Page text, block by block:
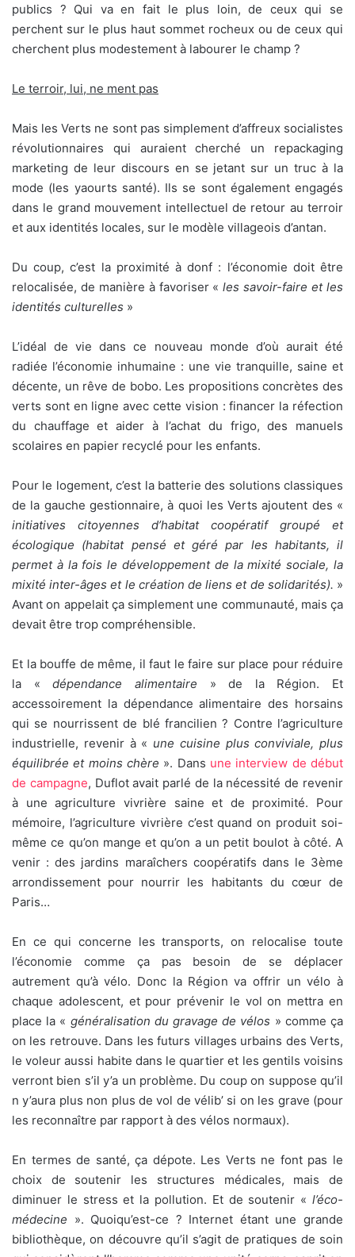
publics ? Qui va en fait le plus loin, de ceux qui se
perchent sur le plus haut sommet rocheux ou de ceux qui
cherchent plus modestement à labourer le champ ?
Le terroir, lui, ne ment pas
Mais les Verts ne sont pas simplement d’affreux socialistes
révolutionnaires qui auraient cherché un repackaging
marketing de leur discours en se jetant sur un truc à la
mode (les yaourts santé). Ils se sont également engagés
dans le grand mouvement intellectuel de retour au terroir
et aux identités locales, sur le modèle villageois d’antan.
Du coup, c’est la proximité à donf : l’économie doit être
relocalisée, de manière à favoriser «les savoir-faire et les
identités culturelles »
L’idéal de vie dans ce nouveau monde d’où aurait été
radiée l’économie inhumaine : une vie tranquille, saine et
décente, un rêve de bobo. Les propositions concrètes des
verts sont en ligne avec cette vision : financer la réfection
du chauffage et aider à l’achat du frigo, des manuels
scolaires en papier recyclé pour les enfants.
Pour le logement, c’est la batterie des solutions classiques
de la gauche gestionnaire, à quoi les Verts ajoutent des «
initiatives citoyennes d’habitat coopératif groupé et
écologique (habitat pensé et géré par les habitants, il
permet à la fois le développement de la mixité sociale, la
mixité inter-âges et le création de liens et de solidarités). »
Avant on appelait ça simplement une communauté, mais ça
devait être trop compréhensible.
Et la bouffe de même, il faut le faire sur place pour réduire
la «dépendance alimentaire » de la Région. Et
accessoirement la dépendance alimentaire des horsains
qui se nourrissent de blé francilien ? Contre l’agriculture
industrielle, revenir à « une cuisine plus conviviale, plus
équilibrée et moins chère ». Dans une interview de début
de campagne, Duflot avait parlé de la nécessité de revenir
à une agriculture vivrière saine et de proximité. Pour
mémoire, l’agriculture vivrière c’est quand on produit soi-
même ce qu’on mange et qu’on a un petit boulot à côté. A
venir : des jardins maraîchers coopératifs dans le 3ème
arrondissement pour nourrir les habitants du cœur de
Paris…
En ce qui concerne les transports, on relocalise toute
l’économie comme ça pas besoin de se déplacer
autrement qu’à vélo. Donc la Région va offrir un vélo à
chaque adolescent, et pour prévenir le vol on mettra en
place la « généralisation du gravage de vélos » comme ça
on les retrouve. Dans les futurs villages urbains des Verts,
le voleur aussi habite dans le quartier et les gentils voisins
verront bien s’il y’a un problème. Du coup on suppose qu’il
n y’aura plus non plus de vol de vélib’ si on les grave (pour
les reconnaître par rapport à des vélos normaux).
En termes de santé, ça dépote. Les Verts ne font pas le
choix de soutenir les structures médicales, mais de
diminuer le stress et la pollution. Et de soutenir « l’éco-
médecine ». Quoiqu’est-ce ? Internet étant une grande
bibliothèque, on découvre qu’il s’agit de pratiques de soin